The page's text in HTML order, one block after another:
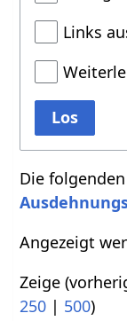
Links
Los
Die
Angezeigt
Zeige (
250 | 500)